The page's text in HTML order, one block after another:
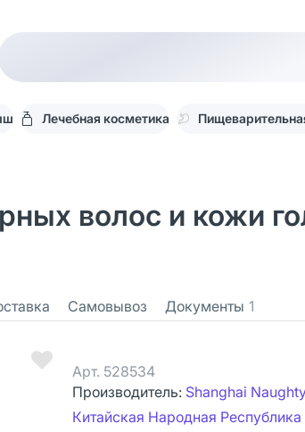
Лечебная косметика
волос и кожи
Самовывоз Документы 1
Арт. 528534
Производитель: Shanghai
Китайская Народная Республика